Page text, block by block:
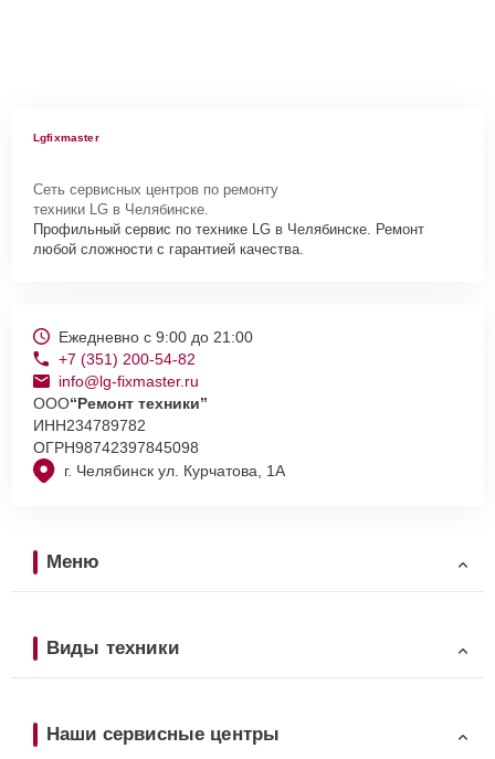
Lgfixmaster
Сеть сервисных центров по ремонту
техники LG в Челябинске.
Профильный сервис по технике LG в Челябинске. Ремонт
любой сложности с гарантией качества.
г. Челябинск ул. Курчатова, 1А
Ежедневно с 9:00 до 21:00
+7 (351) 200-54-82
info@lg-fixmaster.ru
ООО“Ремонт техники”
ИНН234789782
ОГРН98742397845098
Меню
Виды техники
Наши сервисные центры